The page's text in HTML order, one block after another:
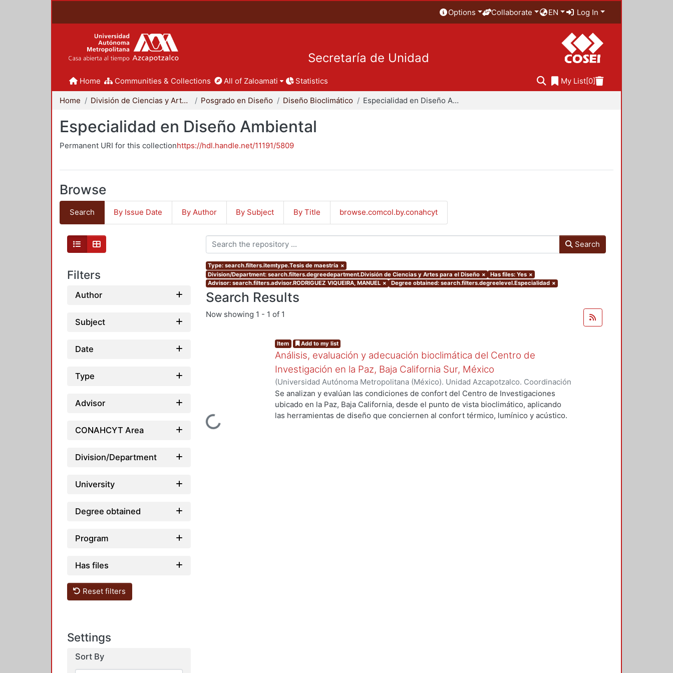
Options Collaborate EN Log In
Secretaría de Unidad
Home Communities & Collections All of Zaloamati Statistics My List[0]
Home División de Ciencias y Artes para el Diseño Posgrado en Diseño Diseño Bioclimático Especialidad en Diseño Ambiental
Especialidad en Diseño Ambiental
Permanent URI for this collectionhttps://hdl.handle.net/11191/5809
Browse
Search By Issue Date By Author By Subject By Title browse.comcol.by.conahcyt
Filters
Author
Subject
Date
Type
Advisor
CONAHCYT Area
Division/Department
University
Degree obtained
Program
Has files
Reset filters
Settings
Sort By
Search
Type: search.filters.itemtype.Tesis de maestría ×
Division/Department: search.filters.degreedepartment.División de Ciencias y Artes para el Diseño × Has files: Yes ×
Advisor: search.filters.advisor.RODRIGUEZ VIQUEIRA, MANUEL × Degree obtained: search.filters.degreelevel.Especialidad ×
Search Results
Now showing 1 - 1 of 1
Loading...
Item Add to my list
Análisis, evaluación y adecuación bioclimática del Centro de
Investigación en la Paz, Baja California Sur, México
(Universidad Autónoma Metropolitana (México). Unidad Azcapotzalco. Coordinación
de Servicios de Información.,1999-12 )García Tavera, José Luis
Se analizan y evalúan las condiciones de confort del Centro de Investigaciones
ubicado en la Paz, Baja California, desde el punto de vista bioclimático, aplicando
las herramientas de diseño que conciernen al confort térmico, lumínico y acústico.